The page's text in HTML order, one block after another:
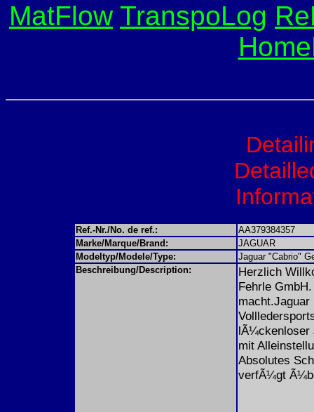
MatFlow TranspoLog
Ref.-Nr./No. de ref.:
AA379384357
Marke/Marque/Brand:
JAGUAR
Modeltyp/Modele/Type:
Jaguar "Cabrio"
Beschreibung/Description:
Herzlich
Fehrle
lÃ¼ckenloser
mit
Absolutes
verfÃ¼gt